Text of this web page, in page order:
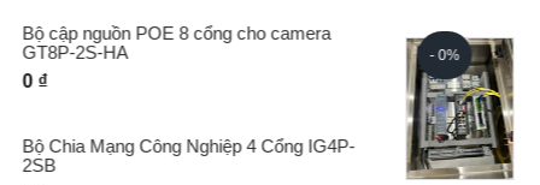
- 0%
Nguồn công nghiệp GWD52-240-4.7A 240W